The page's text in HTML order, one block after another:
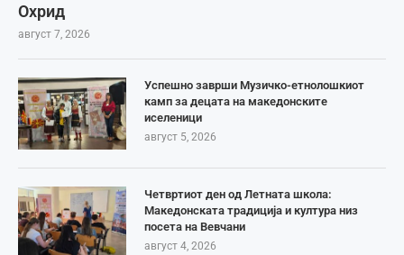
Охрид
август 7, 2026
Успешно заврши Музичко-етнолошкиот
камп за децата на македонските
иселеници
август 5, 2026
Четвртиот ден од Летната школа:
Македонската традиција и култура низ
посета на Вевчани
август 4, 2026